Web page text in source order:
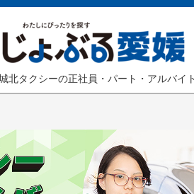
北タクシーの正社員・パート・アルバイ